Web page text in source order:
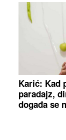
Karić: Kad
paradajz,
događa se